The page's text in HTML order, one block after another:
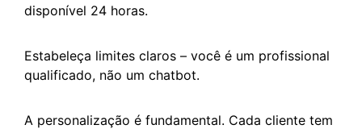
disponível 24 horas.
Estabeleça limites claros – você é um profissional
qualificado, não um chatbot.
A personalização é fundamental. Cada cliente tem